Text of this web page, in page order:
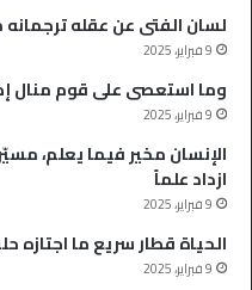
لسان الفتى عن عقله
9 فبراير، 2025
وما استعصى على قوم منال
9 فبراير، 2025
الإنسان مخير فيما يعلم،
ازداد علماً
9 فبراير، 2025
الحياة قطار سريع ما
9 فبراير، 2025